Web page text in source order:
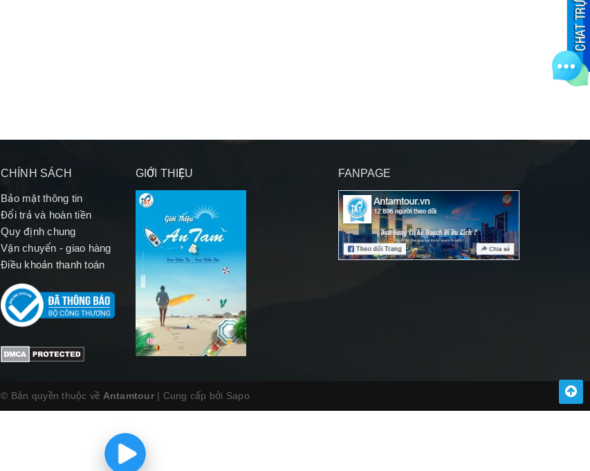
CHÍNH SÁCH
Bảo mật thông tin
Đổi trả và hoàn tiền
Quy định chung
Vận chuyển - giao hàng
Điều khoản thanh toán
GIỚI THIỆU FANPAGE
© Bản quyền thuộc về Antamtour | Cung cấp bởi Sapo